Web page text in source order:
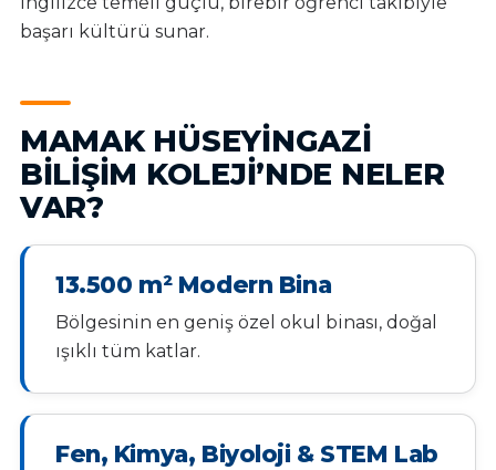
başarı kültürü sunar.
MAMAK HÜSEYINGAZI
BILIŞIM KOLEJI’NDE NELER
VAR?
13.500 m² Modern Bina
Bölgesinin en geniş özel okul binası, doğal
ışıklı tüm katlar.
Fen, Kimya, Biyoloji & STEM Lab